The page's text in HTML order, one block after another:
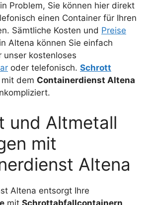
Problem, Sie können hier direkt
einen Container für Ihren
Sämtliche Kosten und Preise
Altena können Sie einfach
unser kostenloses
oder telefonisch. Schrott
dem Containerdienst Altena
und Altmetall
mit
Altena
Altena entsorgt Ihre
mit Schrottabfallcontainern